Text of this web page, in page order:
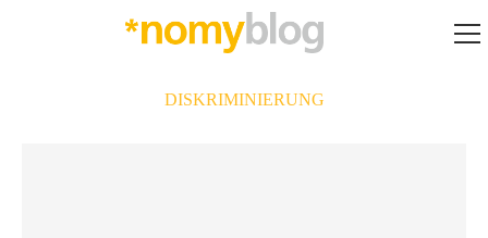
DISKRIMINIERUNG